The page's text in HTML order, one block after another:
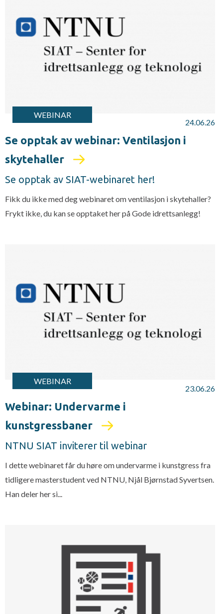
WEBINAR
24.06.26
Se opptak av webinar: Ventilasjon i
skytehaller
Se opptak av SIAT-webinaret her!
Fikk du ikke med deg webinaret om ventilasjon i skytehaller?
Frykt ikke, du kan se opptaket her på Gode idrettsanlegg!
WEBINAR
23.06.26
Webinar: Undervarme i
kunstgressbaner
NTNU SIAT inviterer til webinar
I dette webinaret får du høre om undervarme i kunstgress fra
tidligere masterstudent ved NTNU, Njål Bjørnstad Syvertsen.
Han deler her si...